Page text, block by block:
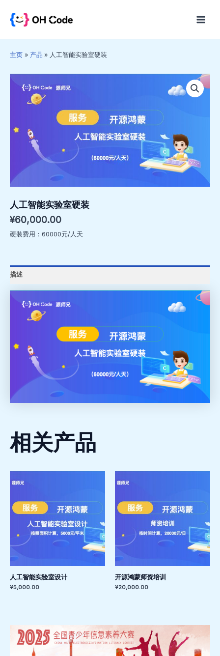
Main
主页 产品 人工智能实验室硬装
人工智能实验室硬装
¥60,000.00
硬装费用：60000元/人天
描述
相关产品
人工智能实验室设计
¥5,000.00
开源鸿蒙师资培训
¥20,000.00